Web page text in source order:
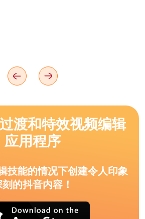
渡和特效视频编辑
应用程序
技能的情况下创建令人印象
的抖音内容！